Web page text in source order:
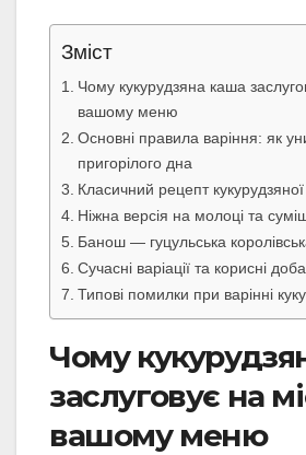
Зміст
Чому кукурудзяна каша
вашому меню
Основні правила варіння: як
пригорілого дна
Класичний рецепт
Ніжна версія на молоці та
Банош — гуцульська
Сучасні варіації та корисні
Типові помилки при варінні
Чому
заслуговує на
вашому меню